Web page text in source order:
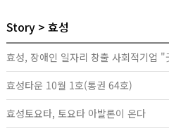
Story 효성
효성, 장애인 일자리 창출 사회적기업
효성타운 10월 1호(통권 64호)
효성토요타, 토요타 아발론이 온다